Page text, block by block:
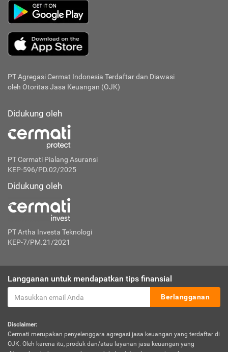
PT Agregasi Cermat Indonesia Terdaftar dan Diawasi
oleh Otoritas Jasa Keuangan (OJK)
Didukung oleh
PT Cermati Pialang Asuransi
KEP-596/PD.02/2025
Didukung oleh
PT Artha Investa Teknologi
KEP-7/PM.21/2021
Langganan untuk mendapatkan tips finansial
Berlangganan
Disclaimer:
Cermati merupakan penyelenggara agregasi jasa keuangan yang terdaftar di
OJK. Oleh karena itu, produk dan/atau layanan jasa keuangan yang